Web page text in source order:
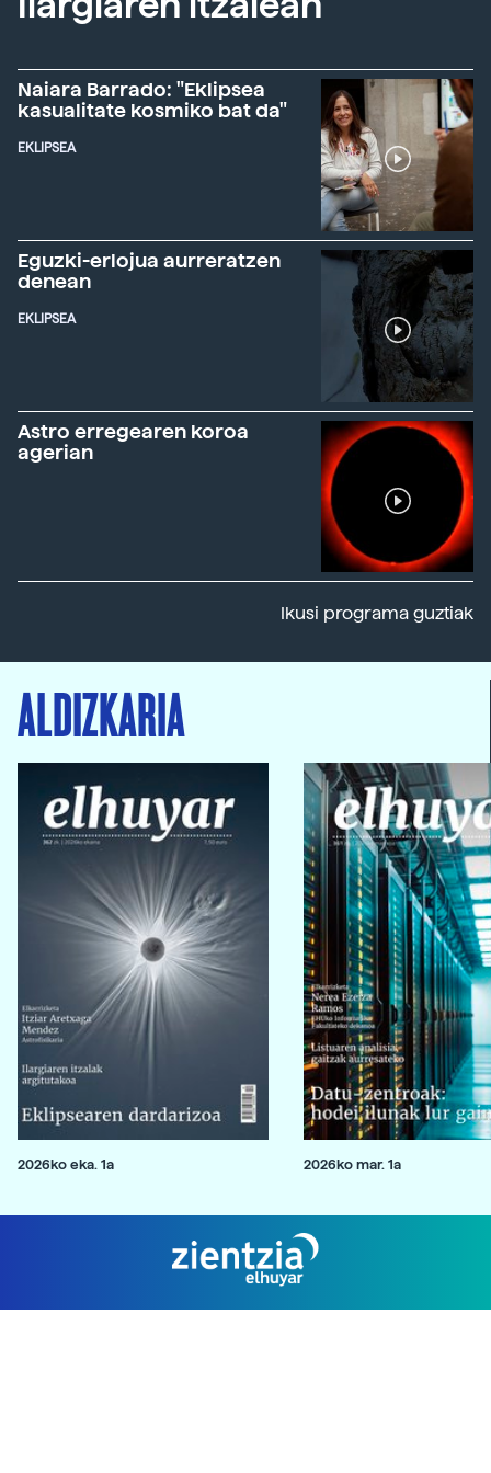
Naiara Barrado: "Eklipsea
kasualitate kosmiko bat da"
EKLIPSEA
Eguzki-erlojua aurreratzen
denean
EKLIPSEA
Astro erregearen koroa
agerian
Ikusi programa guztiak
ALDIZKARIA
2026ko eka. 1a 2026ko mar. 1a